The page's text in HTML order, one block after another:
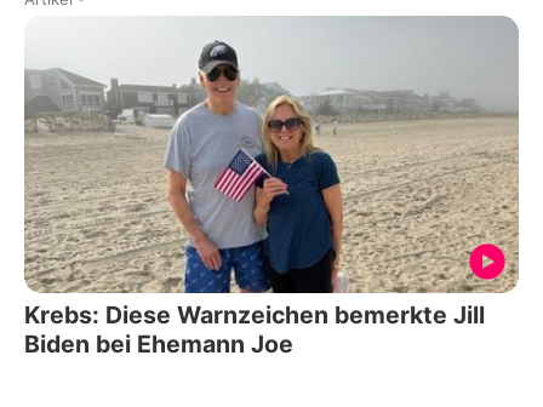
Krebs: Diese Warnzeichen bemerkte Jill
Biden bei Ehemann Joe